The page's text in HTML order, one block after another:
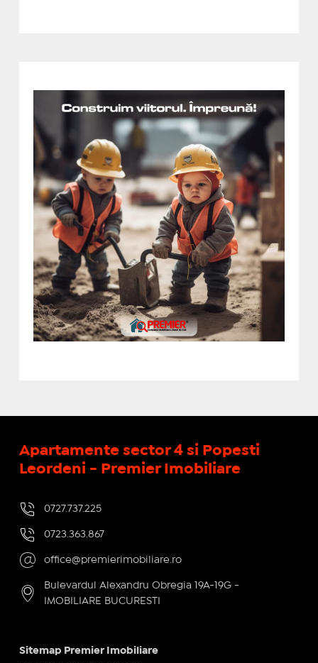
Apartamente sector 4 si Popesti
Leordeni - Premier Imobiliare
0727.737.225
0723.363.867
office@premierimobiliare.ro
Bulevardul Alexandru Obregia 19A-19G -
IMOBILIARE BUCURESTI
Sitemap Premier Imobiliare